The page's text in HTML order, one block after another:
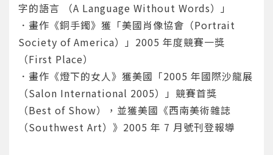
您將收到一封Email，請依照信件中的指示重新登
入。
系統偵測到您的帳號重複登入，
點擊下方「確定」將前一位使用者強制登出。
確定
字的語言 （A Language Without Words）」
．畫作《銅手鐲》獲「美國肖像協會（Portrait
Society of America）」2005 年度競賽一獎
（First Place）
．畫作《燈下的女人》獲美國「2005 年國際沙龍展
（Salon International 2005）」競賽首獎
（Best of Show），並獲美國《西南美術雜誌
（Southwest Art）》2005 年 7 月號刊登報導